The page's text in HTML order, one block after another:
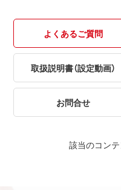
よくあるご質問
取扱説明書（設定動画）
お問合せ
該当のコンテ